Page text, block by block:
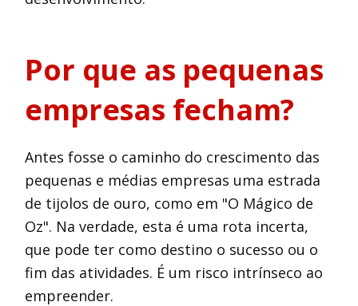
Por que as pequenas
empresas fecham?
Antes fosse o caminho do crescimento das
pequenas e médias empresas uma estrada
de tijolos de ouro, como em "O Mágico de
Oz". Na verdade, esta é uma rota incerta,
que pode ter como destino o sucesso ou o
fim das atividades. É um risco intrínseco ao
empreender.